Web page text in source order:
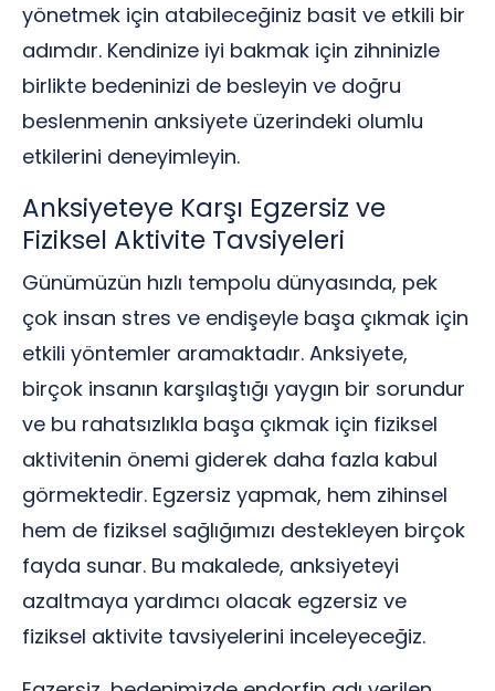
yönetmek için atabileceğiniz basit ve etkili bir
adımdır. Kendinize iyi bakmak için zihninizle
birlikte bedeninizi de besleyin ve doğru
beslenmenin anksiyete üzerindeki olumlu
etkilerini deneyimleyin.
Anksiyeteye Karşı Egzersiz ve
Fiziksel Aktivite Tavsiyeleri
Günümüzün hızlı tempolu dünyasında, pek
çok insan stres ve endişeyle başa çıkmak için
etkili yöntemler aramaktadır. Anksiyete,
birçok insanın karşılaştığı yaygın bir sorundur
ve bu rahatsızlıkla başa çıkmak için fiziksel
aktivitenin önemi giderek daha fazla kabul
görmektedir. Egzersiz yapmak, hem zihinsel
hem de fiziksel sağlığımızı destekleyen birçok
fayda sunar. Bu makalede, anksiyeteyi
azaltmaya yardımcı olacak egzersiz ve
fiziksel aktivite tavsiyelerini inceleyeceğiz.